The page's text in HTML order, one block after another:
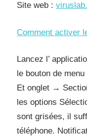
Site web :
Comment activer
Lancez l’
le bouton de
Et onglet →
les options
sont grisées, il
téléphone.